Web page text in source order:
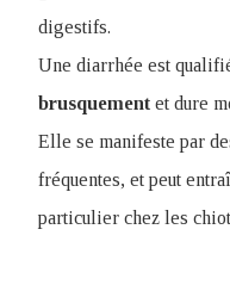
digestifs.
Une diarrhée est
brusquement et dure
Elle se manifeste par
fréquentes, et peut
particulier chez les